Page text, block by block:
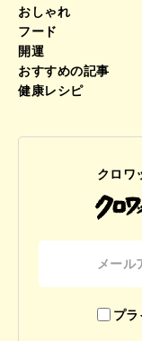
おしゃれ
フード
開運
おすすめの記事
健康レシピ
クロワ
プ